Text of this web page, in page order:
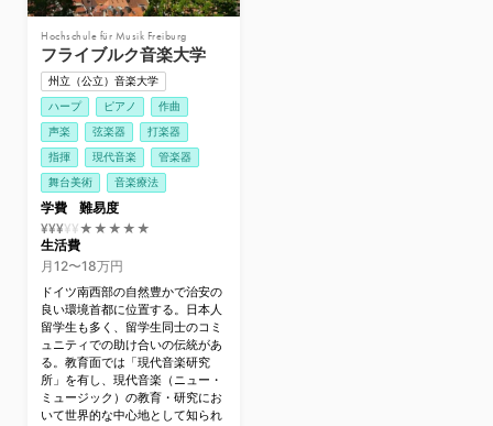
Hochschule für Musik Freiburg
フライブルク音楽大学
州立（公立）音楽大学
ハープ
ピアノ
作曲
声楽
弦楽器
打楽器
指揮
現代音楽
管楽器
舞台美術
音楽療法
学費
¥¥¥¥¥
難易度
★★★★★
生活費
月12〜18万円
ドイツ南西部の自然豊かで治安の
良い環境首都に位置する。日本人
留学生も多く、留学生同士のコミ
ュニティでの助け合いの伝統があ
る。教育面では「現代音楽研究
所」を有し、現代音楽（ニュー・
ミュージック）の教育・研究にお
いて世界的な中心地として知られ